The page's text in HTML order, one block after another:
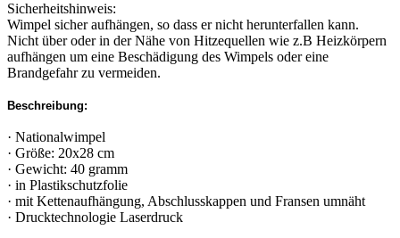
Sicherheitshinweis:
Wimpel sicher aufhängen, so dass er nicht herunterfallen kann.
Nicht über oder in der Nähe von Hitzequellen wie z.B Heizkörpern
aufhängen um eine Beschädigung des Wimpels oder eine
Brandgefahr zu vermeiden.
Beschreibung:
· Nationalwimpel
· Größe: 20x28 cm
· Gewicht: 40 gramm
· in Plastikschutzfolie
· mit Kettenaufhängung, Abschlusskappen und Fransen umnäht
· Drucktechnologie Laserdruck